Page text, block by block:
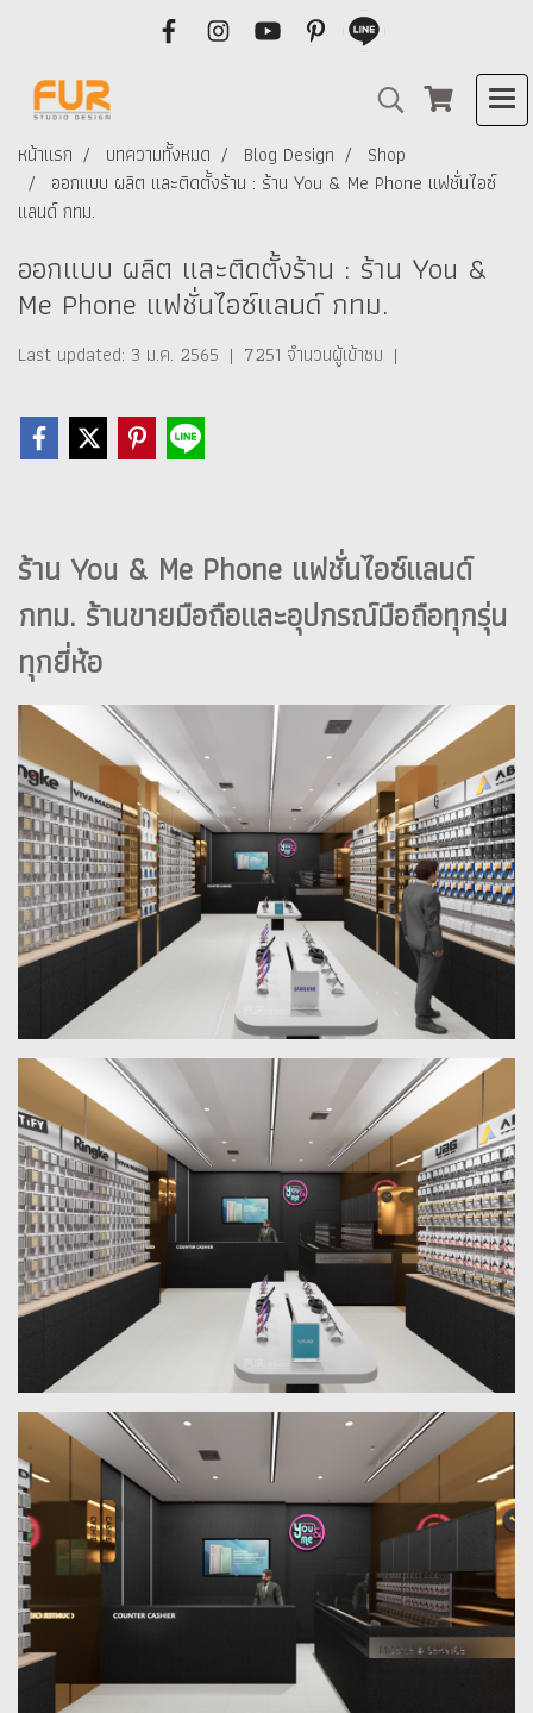
หน้าแรก บทความทั้งหมด Blog Design
Shop
ออกแบบ ผลิต และติดตั้งร้าน : ร้าน You & Me Phone แฟชั่นไอซ์
แลนด์ กทม.
ออกแบบ ผลิต และติดตั้งร้าน : ร้าน You &
Me Phone แฟชั่นไอซ์แลนด์ กทม.
Last updated: 3 ม.ค. 2565 | 7251 จำนวนผู้เข้าชม |
ร้าน You & Me Phone แฟชั่นไอซ์แลนด์
กทม. ร้านขายมือถือและอุปกรณ์มือถือทุกรุ่น
ทุกยี่ห้อ